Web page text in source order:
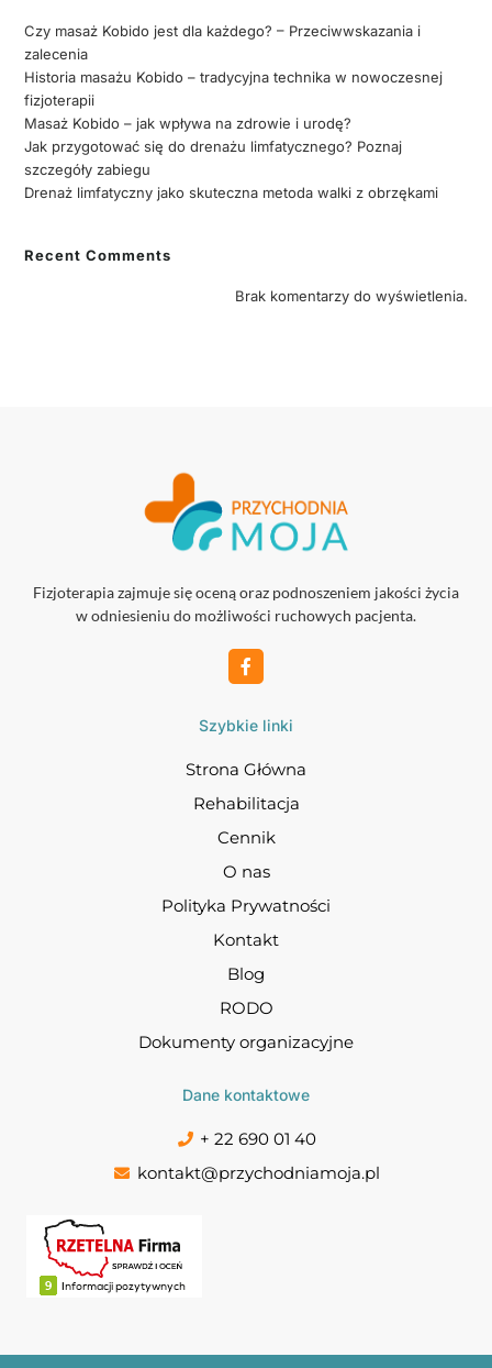
Czy masaż Kobido jest dla każdego? – Przeciwwskazania i
zalecenia
Historia masażu Kobido – tradycyjna technika w nowoczesnej
fizjoterapii
Masaż Kobido – jak wpływa na zdrowie i urodę?
Jak przygotować się do drenażu limfatycznego? Poznaj
szczegóły zabiegu
Drenaż limfatyczny jako skuteczna metoda walki z obrzękami
Recent Comments
Brak komentarzy do wyświetlenia.
Fizjoterapia zajmuje się oceną oraz podnoszeniem jakości życia
w odniesieniu do możliwości ruchowych pacjenta.
Szybkie linki
Strona Główna
Rehabilitacja
Cennik
O nas
Polityka Prywatności
Kontakt
Blog
RODO
Dokumenty organizacyjne
Dane kontaktowe
+ 22 690 01 40
kontakt@przychodniamoja.pl